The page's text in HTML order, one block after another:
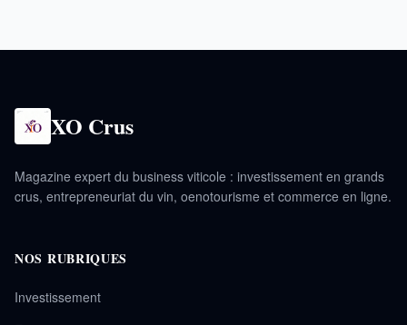
XO Crus
Magazine expert du business viticole : investissement en grands
crus, entrepreneuriat du vin, oenotourisme et commerce en ligne.
NOS RUBRIQUES
Investissement